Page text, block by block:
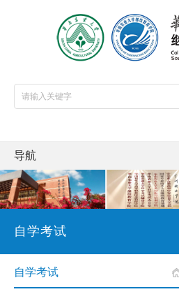
导航
自学考试
自学考试